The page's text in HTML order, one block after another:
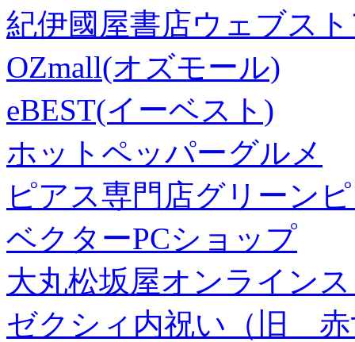
紀伊國屋書店ウェブス
OZmall(オズモール)
eBEST(イーベスト)
ホットペッパーグルメ
ピアス専門店グリーン
ベクターPCショップ
大丸松坂屋オンライン
ゼクシィ内祝い（旧 赤